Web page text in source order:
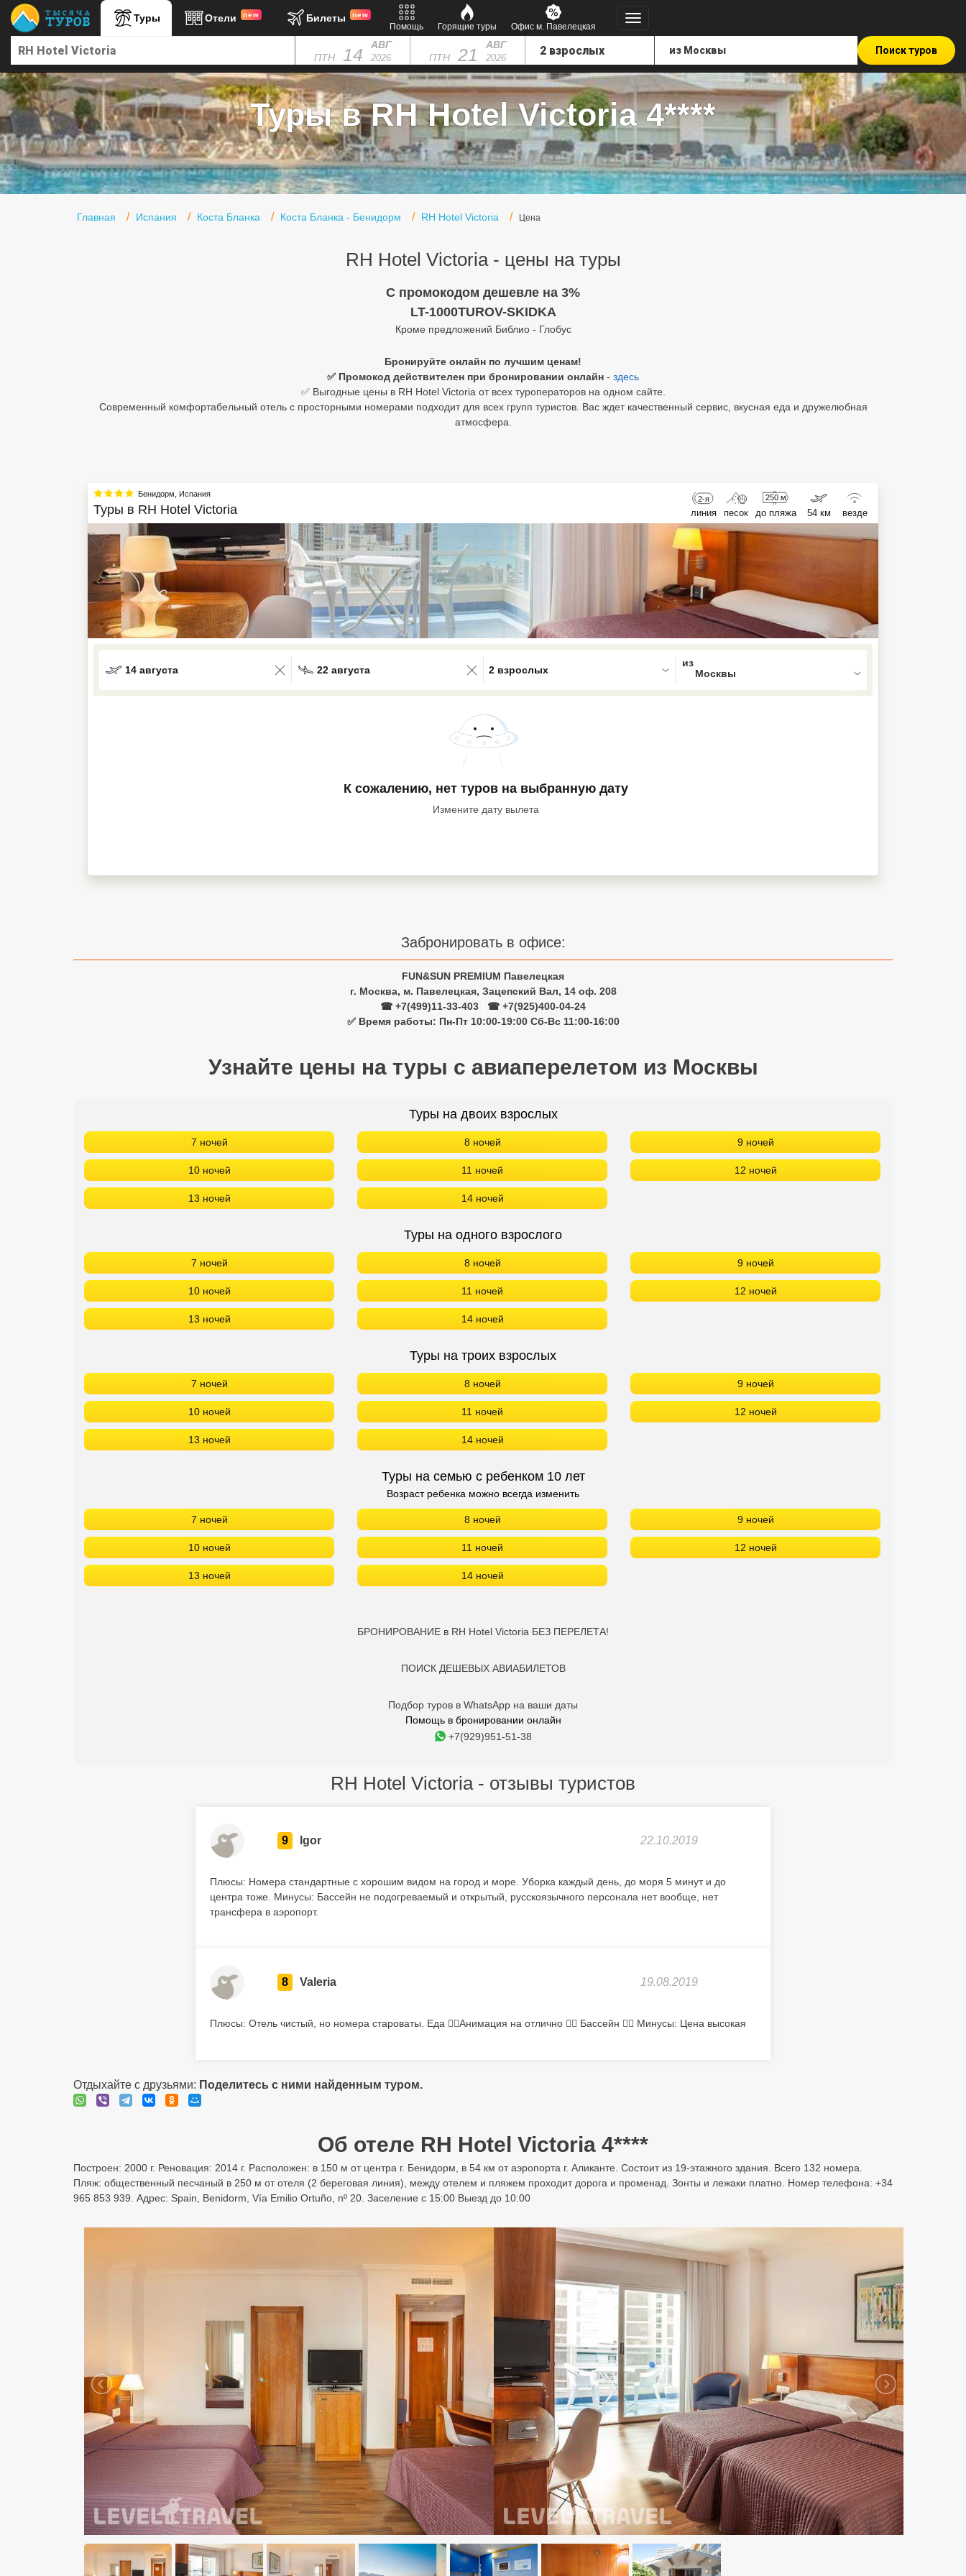
Туры Отели new Билеты new
Помощь Горящие туры Офис м. Павелецкая
ПТН 14 АВГ
2026 ПТН 21 АВГ
2026
Поиск туров
Туры в RH Hotel Victoria 4****
Главная Испания Коста Бланка Коста Бланка - Бенидорм RH Hotel Victoria Цена
RH Hotel Victoria - цены на туры
C промокодом дешевле на 3%
LT-1000TUROV-SKIDKA
Кроме предложений Библио - Глобус
Бронируйте онлайн по лучшим ценам!
✅ Промокод действителен при бронировании онлайн - здесь
✅ Выгодные цены в RH Hotel Victoria от всех туроператоров на одном сайте.
Современный комфортабельный отель с просторными номерами подходит для всех групп туристов. Вас ждет качественный сервис, вкусная еда и дружелюбная
атмосфера.
Бенидорм Испания
Туры в RH Hotel Victoria
2-я
линия песок
250 м
до пляжа 54 км везде
14 августа 22 августа
0 results available. Select is focused , press Down to open the menu,
2 взрослых
К сожалению, нет туров на выбранную дату
Измените дату вылета
Забронировать в офисе:
FUN&SUN PREMIUM Павелецкая
г. Москва, м. Павелецкая, Зацепский Вал, 14 оф. 208
☎ +7(499)11-33-403
☎ +7(925)400-04-24
✅ Время работы: Пн-Пт 10:00-19:00 Сб-Вс 11:00-16:00
Узнайте цены на туры с авиаперелетом из Москвы
Туры на двоих взрослых
7 ночей 8 ночей 9 ночей
10 ночей 11 ночей 12 ночей
13 ночей 14 ночей
Туры на одного взрослого
7 ночей 8 ночей 9 ночей
10 ночей 11 ночей 12 ночей
13 ночей 14 ночей
Туры на троих взрослых
7 ночей 8 ночей 9 ночей
10 ночей 11 ночей 12 ночей
13 ночей 14 ночей
Туры на семью с ребенком 10 лет
Возраст ребенка можно всегда изменить
7 ночей 8 ночей 9 ночей
10 ночей 11 ночей 12 ночей
13 ночей 14 ночей
БРОНИРОВАНИЕ в RH Hotel Victoria БЕЗ ПЕРЕЛЕТА!
ПОИСК ДЕШЕВЫХ АВИАБИЛЕТОВ
Подбор туров в WhatsApp на ваши даты
Помощь в бронировании онлайн
+7(929)951-51-38
RH Hotel Victoria - отзывы туристов
9 Igor 22.10.2019
Плюсы: Номера стандартные с хорошим видом на город и море. Уборка каждый день, до моря 5 минут и до
центра тоже. Минусы: Бассейн не подогреваемый и открытый, русскоязычного персонала нет вообще, нет
трансфера в аэропорт.
8 Valeria 19.08.2019
Плюсы: Отель чистый, но номера староваты. Еда 👍🏻Анимация на отлично 👍🏻 Бассейн 👍🏻 Минусы: Цена высокая
Отдыхайте с друзьями: Поделитесь с ними найденным туром.
Об отеле RH Hotel Victoria 4****
Построен: 2000 г. Реновация: 2014 г. Расположен: в 150 м от центра г. Бенидорм, в 54 км от аэропорта г. Аликанте. Состоит из 19-этажного здания. Всего 132 номера.
Пляж: общественный песчаный в 250 м от отеля (2 береговая линия), между отелем и пляжем проходит дорога и променад. Зонты и лежаки платно. Номер телефона: +34
965 853 939. Адрес: Spain, Benidorm, Vía Emilio Ortuño, nº 20. Заселение с 15:00 Выезд до 10:00
Главная
Туры в Турцию
Туры в Египет
Туры в ОАЭ
Офис г. Москва
Северный Гоа
Большой Сочи
Сетевые отели Вьетнама
Сетевые отели Сейшел
Сетевые отели Маврикия